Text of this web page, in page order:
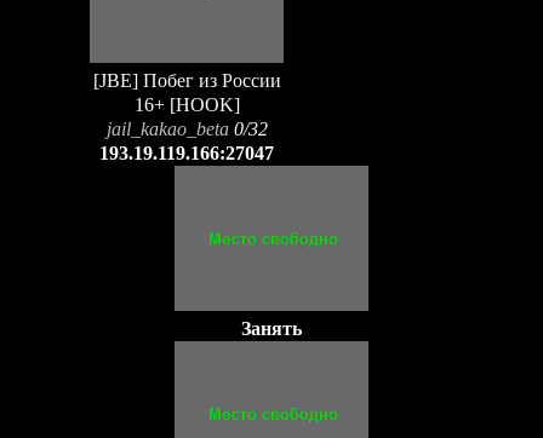
[JBE] Побег из России
16+ [HOOK]
jail_kakao_beta 0/32
193.19.119.166:27047
Занять